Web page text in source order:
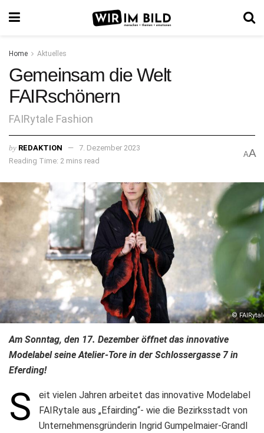
Home Aktuelles
Gemeinsam die Welt
FAIRschönern
FAIRytale Fashion
by REDAKTION
7. Dezember 2023
Reading Time: 2 mins read
AA
©
Am Sonntag, den 17. Dezember öffnet das innovative
Modelabel seine Atelier-Tore in der Schlossergasse 7 in
Eferding!
S
eit vielen Jahren arbeitet das innovative Modelabel
FAIRytale aus „Efairding“- wie die Bezirksstadt von
Unternehmensgründerin Ingrid Gumpelmaier-Grandl